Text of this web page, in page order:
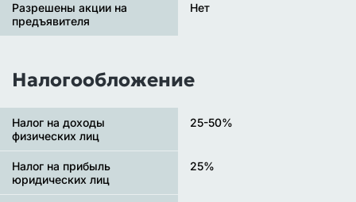
Разрешены акции на
предъявителя
Нет
Налогообложение
Налог на доходы
физических лиц
25-50%
Налог на прибыль
юридических лиц
25%